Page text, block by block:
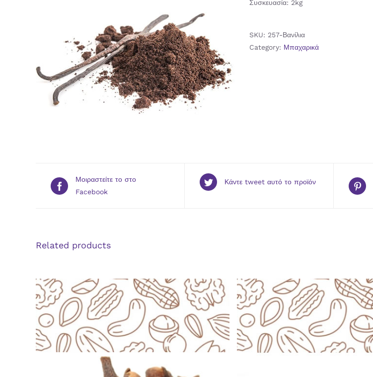
Συσκευασία: 2kg
SKU: 257-Βανίλια
Category: Μπαχαρικά
Μοιραστείτε το στο
Facebook
Κάντε tweet αυτό το προϊόν
Related products